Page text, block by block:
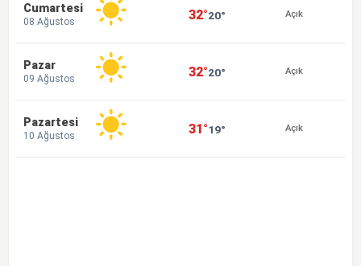
Cumartesi
08 Ağustos 32°20° Açık
Pazar
09 Ağustos 32°20° Açık
Pazartesi
10 Ağustos 31°19° Açık